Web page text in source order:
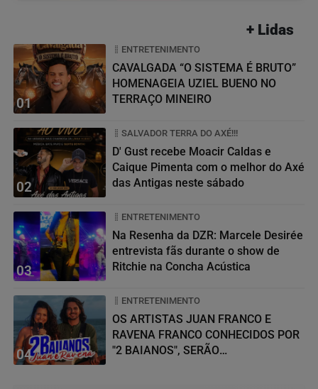
+ Lidas
01
ENTRETENIMENTO
CAVALGADA “O SISTEMA É BRUTO”
HOMENAGEIA UZIEL BUENO NO
TERRAÇO MINEIRO
02
SALVADOR TERRA DO AXÉ!!!
D' Gust recebe Moacir Caldas e
Caique Pimenta com o melhor do Axé
das Antigas neste sábado
03
ENTRETENIMENTO
Na Resenha da DZR: Marcele Desirée
entrevista fãs durante o show de
Ritchie na Concha Acústica
04
ENTRETENIMENTO
OS ARTISTAS JUAN FRANCO E
RAVENA FRANCO CONHECIDOS POR
"2 BAIANOS", SERÃO